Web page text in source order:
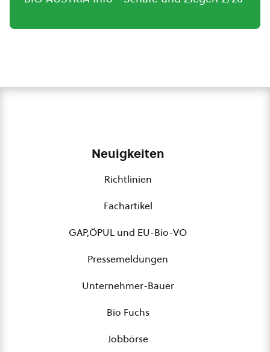
Neuigkeiten
Richtlinien
Fachartikel
GAP,ÖPUL und EU-Bio-VO
Pressemeldungen
Unternehmer-Bauer
Bio Fuchs
Jobbörse